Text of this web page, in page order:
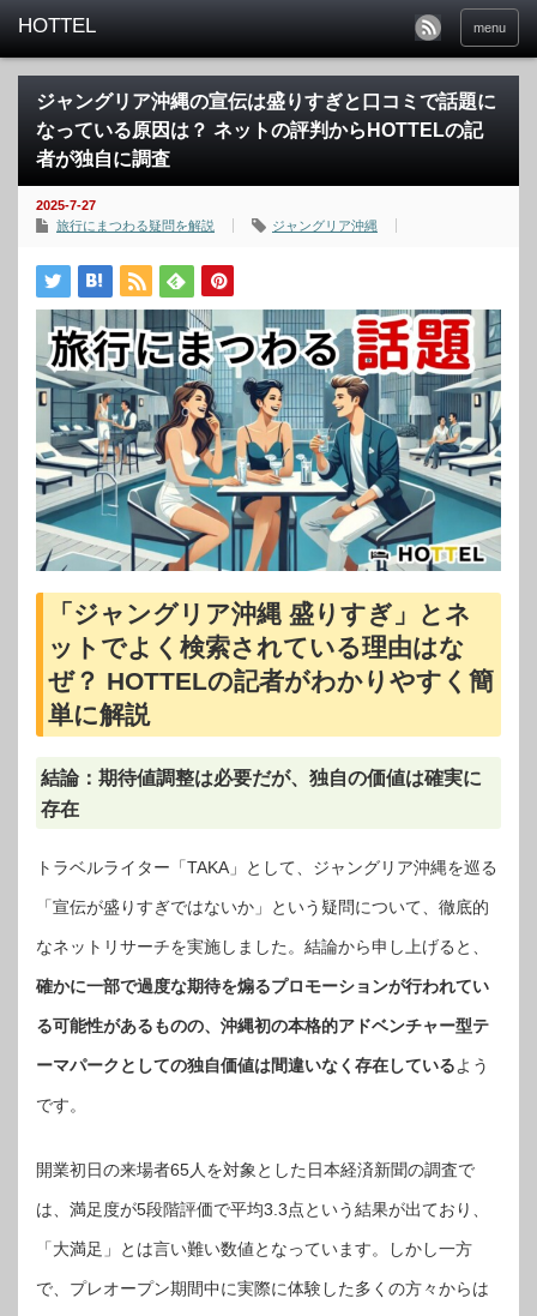
menu
ジャングリア沖縄の宣伝は盛りすぎと口コミで話題に
なっている原因は？ ネットの評判からHOTTELの記
者が独自に調査
2025-7-27
旅行にまつわる疑問を解説
ジャングリア沖縄
「ジャングリア沖縄 盛りすぎ」とネ
ットでよく検索されている理由はな
ぜ？ HOTTELの記者がわかりやすく簡
単に解説
結論：期待値調整は必要だが、独自の価値は確実に
存在
トラベルライター「TAKA」として、ジャングリア沖縄を巡る
「宣伝が盛りすぎではないか」という疑問について、徹底的
なネットリサーチを実施しました。結論から申し上げると、
確かに一部で過度な期待を煽るプロモーションが行われてい
る可能性があるものの、沖縄初の本格的アドベンチャー型テ
ーマパークとしての独自価値は間違いなく存在しているよう
です。
開業初日の来場者65人を対象とした日本経済新聞の調査で
は、満足度が5段階評価で平均3.3点という結果が出ており、
「大満足」とは言い難い数値となっています。しかし一方
で、プレオープン期間中に実際に体験した多くの方々からは